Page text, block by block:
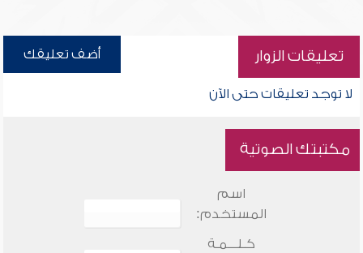
تعليقات الزوار أضف تعليقك
لا توجد تعليقات حتى الآن
مكتبتك الصوتية
اسم
المستخدم:
كـلـــمـة